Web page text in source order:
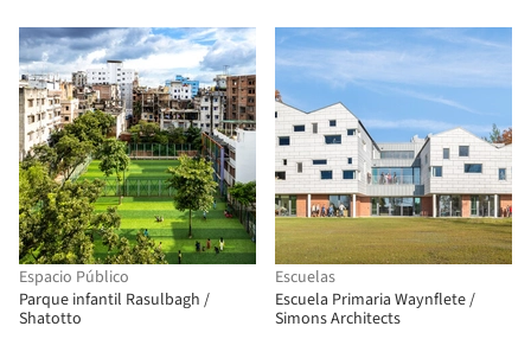
Espacio Público
Parque infantil Rasulbagh /
Shatotto
Escuelas
Escuela Primaria Waynflete /
Simons Architects